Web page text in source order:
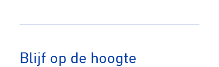
Blijf op de hoogte